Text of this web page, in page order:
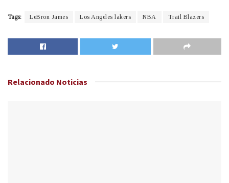
Tags: LeBron James Los Angeles lakers NBA Trail Blazers
Relacionado Noticias